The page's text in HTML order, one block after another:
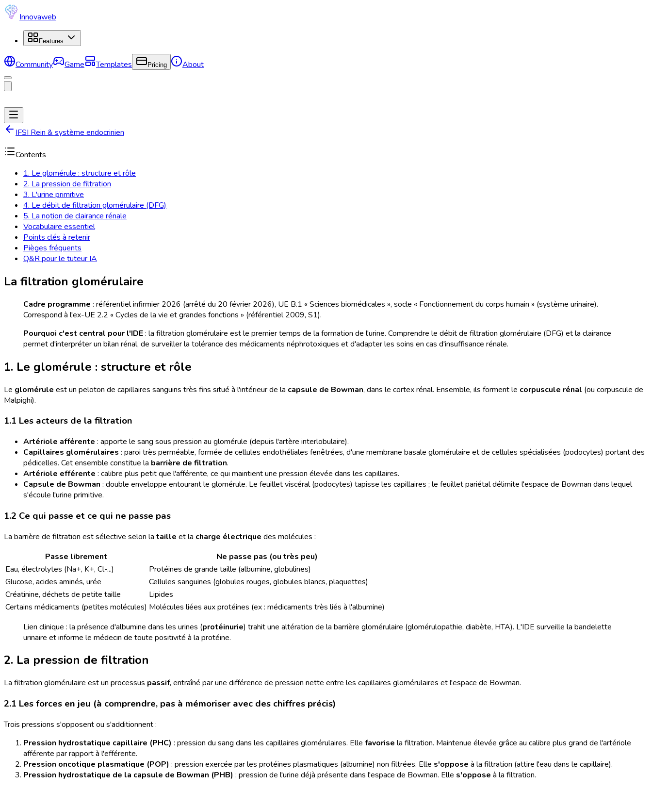
Innovaweb
Features
Community Game Templates Pricing About
IFSI Rein & système endocrinien
Contents
1. Le glomérule : structure et rôle
2. La pression de filtration
3. L'urine primitive
4. Le débit de filtration glomérulaire (DFG)
5. La notion de clairance rénale
Vocabulaire essentiel
Points clés à retenir
Pièges fréquents
Q&R pour le tuteur IA
La filtration glomérulaire
Cadre programme : référentiel infirmier 2026 (arrêté du 20 février 2026), UE B.1 « Sciences biomédicales », socle « Fonctionnement du corps humain » (système urinaire).
Correspond à l'ex-UE 2.2 « Cycles de la vie et grandes fonctions » (référentiel 2009, S1).
Pourquoi c'est central pour l'IDE: la filtration glomérulaire est le premier temps de la formation de l'urine. Comprendre le débit de filtration glomérulaire (DFG) et la clairance
permet d'interpréter un bilan rénal, de surveiller la tolérance des médicaments néphrotoxiques et d'adapter les soins en cas d'insuffisance rénale.
1. Le glomérule : structure et rôle
Le glomérule est un peloton de capillaires sanguins très fins situé à l'intérieur de la capsule de Bowman, dans le cortex rénal. Ensemble, ils forment le corpuscule rénal (ou corpuscule de
Malpighi).
1.1 Les acteurs de la filtration
Artériole afférente : apporte le sang sous pression au glomérule (depuis l'artère interlobulaire).
Capillaires glomérulaires : paroi très perméable, formée de cellules endothéliales fenêtrées, d'une membrane basale glomérulaire et de cellules spécialisées (podocytes) portant des
pédicelles. Cet ensemble constitue la barrière de filtration.
Artériole efférente : calibre plus petit que l'afférente, ce qui maintient une pression élevée dans les capillaires.
Capsule de Bowman : double enveloppe entourant le glomérule. Le feuillet viscéral (podocytes) tapisse les capillaires ; le feuillet pariétal délimite l'espace de Bowman dans lequel
s'écoule l'urine primitive.
1.2 Ce qui passe et ce qui ne passe pas
La barrière de filtration est sélective selon la taille et la charge électrique des molécules :
Passe librement
Ne passe pas (ou très peu)
Eau, électrolytes (Na+, K+, Cl-...)
Protéines de grande taille (albumine, globulines)
Glucose, acides aminés, urée
Cellules sanguines (globules rouges, globules blancs, plaquettes)
Créatinine, déchets de petite taille
Lipides
Certains médicaments (petites molécules) Molécules liées aux protéines (ex : médicaments très liés à l'albumine)
Lien clinique : la présence d'albumine dans les urines (protéinurie) trahit une altération de la barrière glomérulaire (glomérulopathie, diabète, HTA). L'IDE surveille la bandelette
urinaire et informe le médecin de toute positivité à la protéine.
2. La pression de filtration
La filtration glomérulaire est un processus passif, entraîné par une différence de pression nette entre les capillaires glomérulaires et l'espace de Bowman.
2.1 Les forces en jeu (à comprendre, pas à mémoriser avec des chiffres précis)
Trois pressions s'opposent ou s'additionnent :
Pression hydrostatique capillaire (PHC) : pression du sang dans les capillaires glomérulaires. Elle favorise la filtration. Maintenue élevée grâce au calibre plus grand de l'artériole
afférente par rapport à l'efférente.
Pression oncotique plasmatique (POP) : pression exercée par les protéines plasmatiques (albumine) non filtrées. Elle s'oppose à la filtration (attire l'eau dans le capillaire).
Pression hydrostatique de la capsule de Bowman (PHB) : pression de l'urine déjà présente dans l'espace de Bowman. Elle s'oppose à la filtration.